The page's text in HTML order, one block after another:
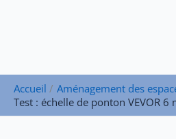
Accueil
Aménagement des
Test : échelle de ponton VEVOR